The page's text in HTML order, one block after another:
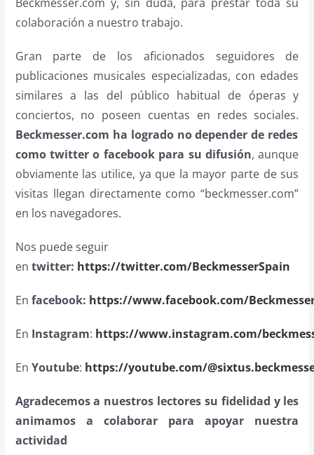
colaboración a nuestro trabajo.
Gran parte de los aficionados seguidores de
publicaciones musicales especializadas, con edades
similares a las del público habitual de óperas y
conciertos, no poseen cuentas en redes sociales.
Beckmesser.com ha logrado no depender de redes
como twitter o facebook para su difusión, aunque
obviamente las utilice, ya que la mayor parte de sus
visitas llegan directamente como “beckmesser.com”
en los navegadores.
Nos puede seguir
en twitter: https://twitter.com/BeckmesserSpain
En facebook: https://www.facebook.com/
En Instagram: https://www.instagram.com/
En Youtube: https://youtube.com/
Agradecemos a nuestros lectores su fidelidad y les
animamos a colaborar para apoyar nuestra
actividad